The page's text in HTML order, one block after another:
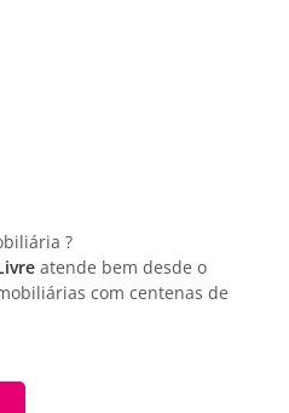
?
atende bem desde o
com centenas de